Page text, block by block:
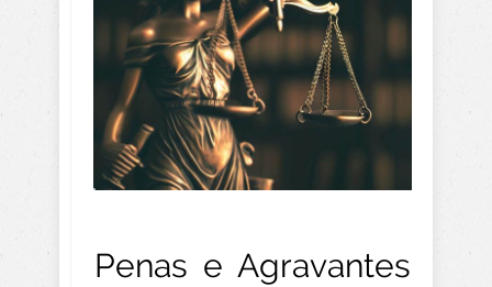
Penas e Agravantes